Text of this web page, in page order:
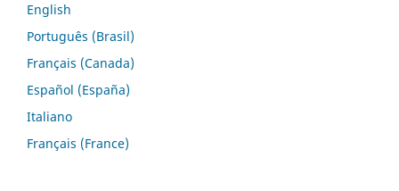
English
Português (Brasil)
Français (Canada)
Español (España)
Italiano
Français (France)